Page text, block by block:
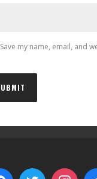
Save my name, email, and